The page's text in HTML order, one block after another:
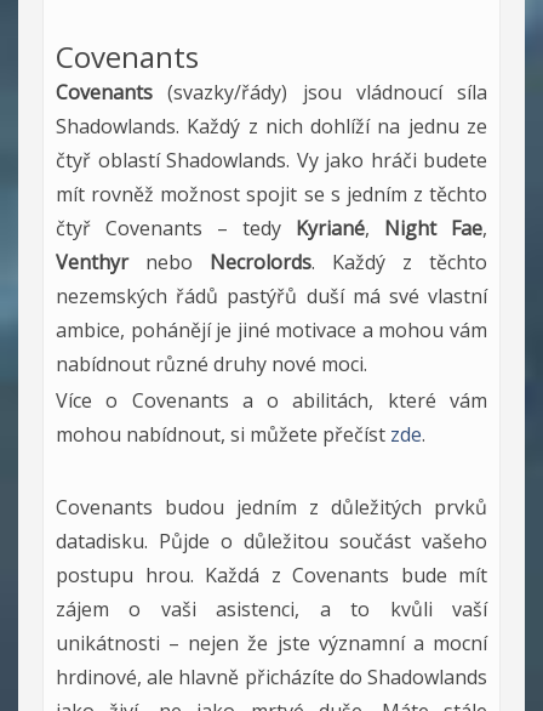
Covenants
Covenants(svazky/řády) jsou vládnoucí síla
Shadowlands. Každý z nich dohlíží na jednu ze
čtyř oblastí Shadowlands. Vy jako hráči budete
mít rovněž možnost spojit se s jedním z těchto
čtyř Covenants – tedy Kyriané, Night Fae,
Venthyr nebo Necrolords. Každý z těchto
nezemských řádů pastýřů duší má své vlastní
ambice, pohánějí je jiné motivace a mohou vám
nabídnout různé druhy nové moci.
Více o Covenants a o abilitách, které vám
mohou nabídnout, si můžete přečíst zde.
Covenants budou jedním z důležitých prvků
datadisku. Půjde o důležitou součást vašeho
postupu hrou. Každá z Covenants bude mít
zájem o vaši asistenci, a to kvůli vaší
unikátnosti – nejen že jste významní a mocní
hrdinové, ale hlavně přicházíte do Shadowlands